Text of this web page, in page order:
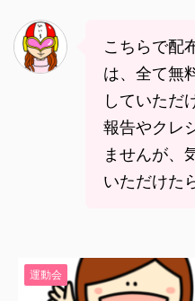
こちらで配
は、全て無
していただ
報告やクレ
ませんが、
いただけた
運動会